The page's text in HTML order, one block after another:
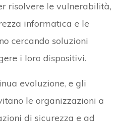
risolvere le vulnerabilità,
informatica e le
cercando soluzioni
i loro dispositivi.
evoluzione, e gli
le organizzazioni a
di sicurezza e ad